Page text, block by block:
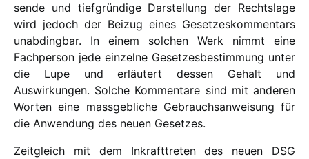
sende und tief­grün­dige Darstellung der Rechtslage
wird jedoch der Beizug eines Gesetzeskommentars
unab­ding­bar. In einem solchen Werk nimmt eine
Fachperson jede einzelne Gesetzesbestimmung unter
die Lupe und erläu­tert dessen Gehalt und
Auswirkungen. Solche Kommentare sind mit ande­ren
Worten eine mass­ge­bliche Gebrauchsanweisung für
die Anwendung des neuen Gesetzes.
Zeitgleich mit dem Inkrafttreten des neuen DSG